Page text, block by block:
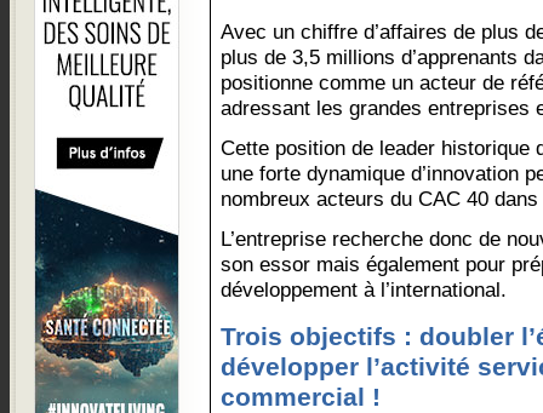
Avec un chiffre d’affaires de plus
plus de 3,5 millions d’apprenants
positionne comme un acteur de
adressant les grandes entreprises
Cette position de leader historique
une forte dynamique d’innovation
nombreux acteurs du CAC 40
L’entreprise recherche donc de
son essor mais également pour
développement à l’international.
Trois objectifs : doubler
développer l’activité
commercial !